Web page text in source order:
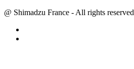
@ Shimadzu France - All rights reserved